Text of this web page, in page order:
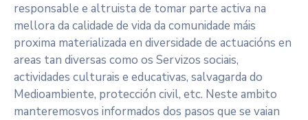
responsable e altruista de tomar parte activa na
mellora da calidade de vida da comunidade máis
proxima materializada en diversidade de actuacións en
areas tan diversas como os Servizos sociais,
actividades culturais e educativas, salvagarda do
Medioambiente, protección civil, etc. Neste ambito
manteremosvos informados dos pasos que se vaian